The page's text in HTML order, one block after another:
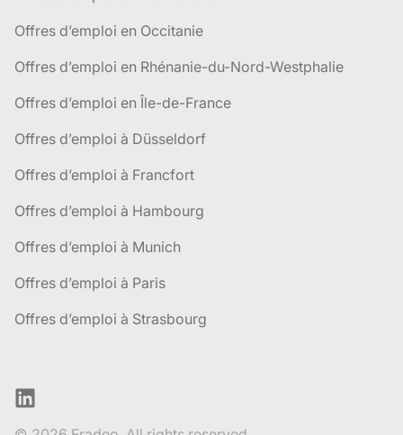
Offres d’emploi en Occitanie
Offres d’emploi en Rhénanie-du-Nord-Westphalie
Offres d’emploi en Île-de-France
Offres d’emploi à Düsseldorf
Offres d’emploi à Francfort
Offres d’emploi à Hambourg
Offres d’emploi à Munich
Offres d’emploi à Paris
Offres d’emploi à Strasbourg
LinkedIn